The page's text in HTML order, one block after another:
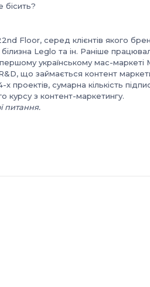
бісить?
Floor, серед клієнтів якого
Leglo та ін. Раніше
українському мас-маркеті
що займається контент
проектів, сумарна кількість
курсу з контент-маркетингу.
питання.